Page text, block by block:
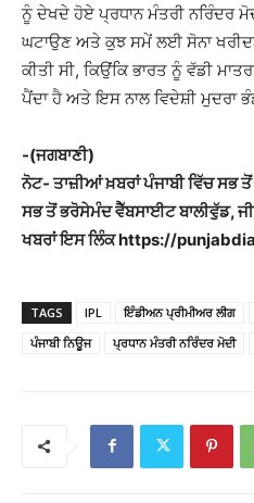
ਨੂੰ ਦੇਖਦੇ ਹੋਏ ਪ੍ਰਧਾਨ ਮੰਤਰੀ ਨਰਿੰਦਰ
ਘਟਾਉਣ ਅਤੇ ਕੁਝ ਸਮੇਂ ਲਈ ਸੋਨਾ
ਕੀਤੀ ਸੀ, ਕਿਉਂਕਿ ਭਾਰਤ ਨੂੰ ਵੱਡੀ
ਪੈਂਦਾ ਹੈ ਅਤੇ ਇਸ ਨਾਲ ਵਿਦੇਸ਼ੀ ਮੁਦਰਾ
-(ਜਗਬਾਣੀ)
ਨੋਟ- ਤਾਜ਼ੀਆਂ ਖ਼ਬਰਾਂ ਪੰਜਾਬੀ ਵਿੱਚ ਸਭ
ਸਭ ਤੋਂ ਭਰੋਸੇਮੰਦ ਵੈੱਬਸਾਈਟ ਬਾਲੀਵੁੱਡ,
ਖਬਰਾਂ ਇਸ ਲਿੰਕ https://
TAGS IPL ਇੰਡੀਅਨ ਪ੍ਰੀਮੀਅਰ ਲੀਗ
ਪੰਜਾਬੀ ਨਿਊਜ
ਪ੍ਰਧਾਨ ਮੰਤਰੀ ਨਰਿੰਦਰ ਮੋਦੀ